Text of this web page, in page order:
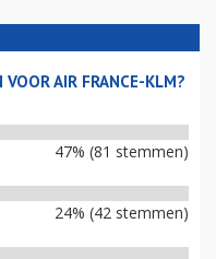
AIR FRANCE-KLM?
47% (81 stemmen)
24% (42 stemmen)